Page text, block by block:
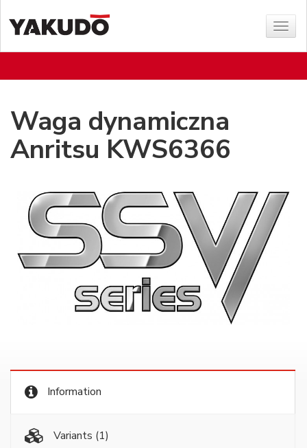
Show
menu
Waga dynamiczna
Anritsu KWS6366
Information
Variants (1)